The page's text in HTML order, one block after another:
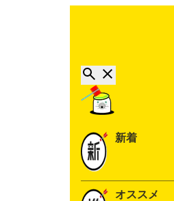
新着
オススメ